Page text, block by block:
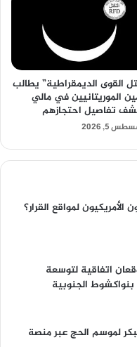
القوى الديمقراطية” يطالب
الموريتانيين في مالي
تفاصيل احتجازهم
5, 2026
لمواقع القرار؟
اتفاقية لتوسعة
الجنوبية
لموسم الحج عبر منصة